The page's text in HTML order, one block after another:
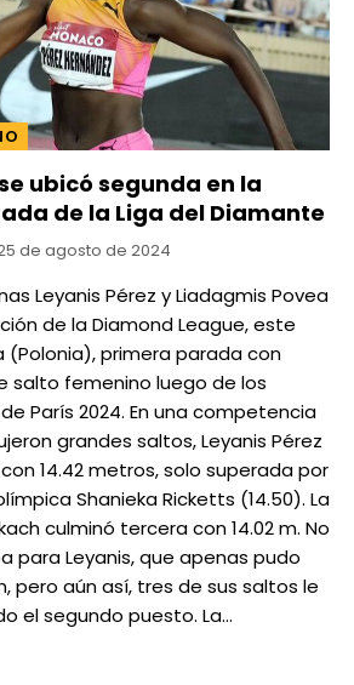
ubicó segunda en la
de la Liga del Diamante
de agosto de 2024
Leyanis Pérez y Liadagmis Povea
de la Diamond League, este
(Polonia), primera parada con
salto femenino luego de los
París 2024. En una competencia
grandes saltos, Leyanis Pérez
14.42 metros, solo superada por
Shanieka Ricketts (14.50). La
culminó tercera con 14.02 m. No
para Leyanis, que apenas pudo
pero aún así, tres de sus saltos le
el segundo puesto. La…